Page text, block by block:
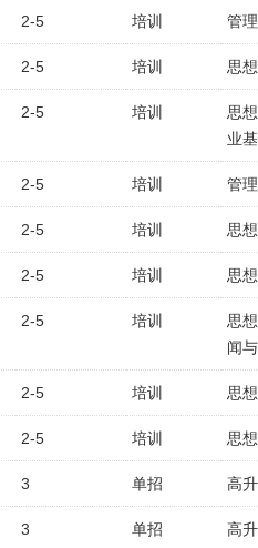
2-5 培训 管
2-5 培训 思
2-5 培训
思
业
2-5 培训 管
2-5 培训 思
2-5 培训 思
2-5 培训
思
闻
2-5 培训 思
2-5 培训 思
3 单招 高
3 单招 高